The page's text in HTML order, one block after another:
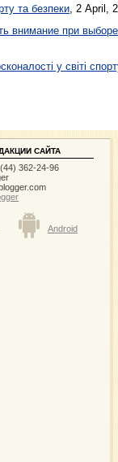
та безпеки , 2 April,
внимание при
у світі
САЙТА
362-24-96
Android